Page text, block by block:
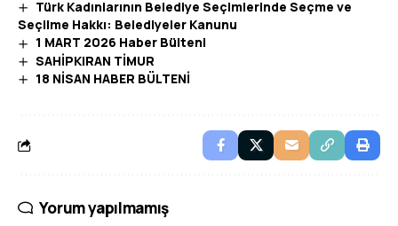
Türk Kadınlarının Belediye Seçimlerinde Seçme ve
Seçilme Hakkı: Belediyeler Kanunu
1 MART 2026 Haber Bülteni
SAHİPKIRAN TİMUR
18 NİSAN HABER BÜLTENİ
Yorum yapılmamış